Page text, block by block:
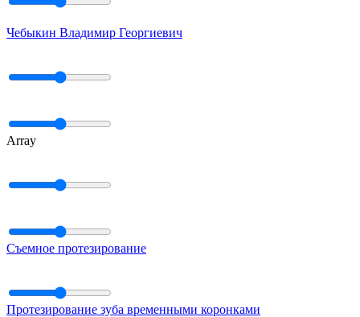
Чебыкин Владимир Георгиевич
Array
Съемное протезирование
Протезирование зуба временными коронками